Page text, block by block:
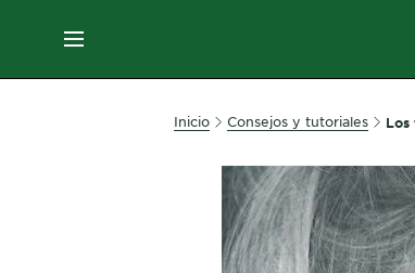
MENÚ
Inicio Consejos y tutoriales Los